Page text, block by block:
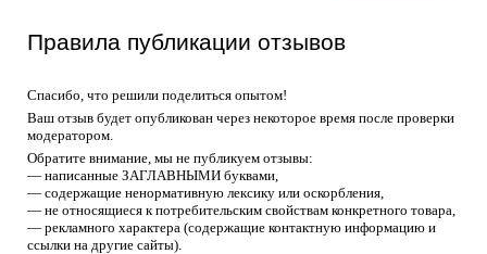
Правила публикации отзывов
Спасибо, что решили поделиться опытом!
Ваш отзыв будет опубликован через некоторое время после проверки
модератором.
Обратите внимание, мы не публикуем отзывы:
— написанные ЗАГЛАВНЫМИ буквами,
— содержащие ненормативную лексику или оскорбления,
— не относящиеся к потребительским свойствам конкретного товара,
— рекламного характера (содержащие контактную информацию и
ссылки на другие сайты).